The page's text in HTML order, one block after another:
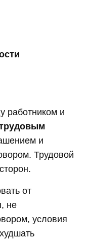
работником и
и
Трудовой
от
не
условия